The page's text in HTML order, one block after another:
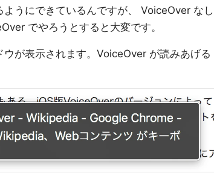
うにできているんですが、 VoiceOver なし
でやろうとすると大変です。
が表示されます。VoiceOver が読みあげる